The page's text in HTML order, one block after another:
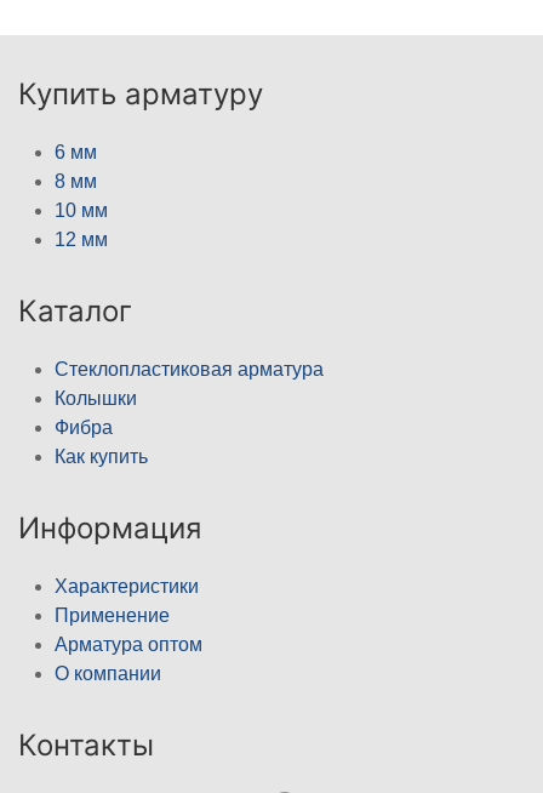
Купить арматуру
6 мм
8 мм
10 мм
12 мм
Каталог
Стеклопластиковая арматура
Колышки
Фибра
Как купить
Информация
Характеристики
Применение
Арматура оптом
О компании
Контакты